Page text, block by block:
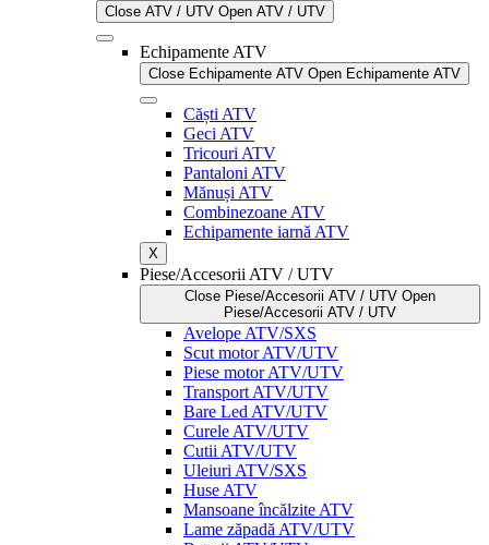
Close ATV / UTV Open ATV / UTV
Echipamente ATV
Close Echipamente ATV Open Echipamente ATV
Căști ATV
Geci ATV
Tricouri ATV
Pantaloni ATV
Mănuși ATV
Combinezoane ATV
Echipamente iarnă ATV
X
Piese/Accesorii ATV / UTV
Close Piese/Accesorii ATV / UTV Open
Piese/Accesorii ATV / UTV
Avelope ATV/SXS
Scut motor ATV/UTV
Piese motor ATV/UTV
Transport ATV/UTV
Bare Led ATV/UTV
Curele ATV/UTV
Cutii ATV/UTV
Uleiuri ATV/SXS
Huse ATV
Mansoane încălzite ATV
Lame zăpadă ATV/UTV